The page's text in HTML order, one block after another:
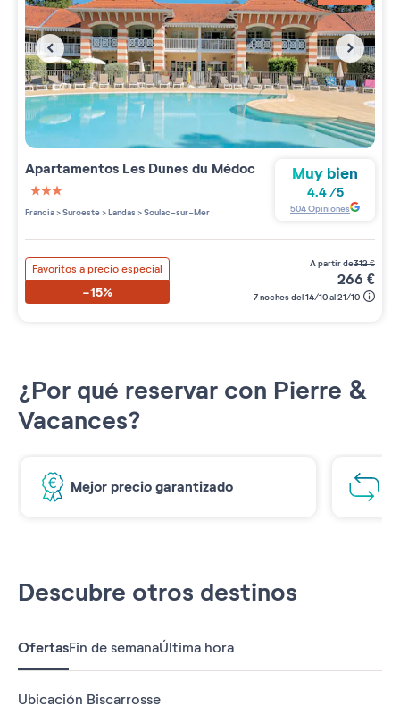
Apartamentos Les Dunes du Médoc
3 étoiles sur 5
Francia>Suroeste>Landas>Soulac-sur-Mer
Muy bien
4.4/5
504Opiniones
Favoritos a precio especial
-15%
a partir de312€
266 €
7 noches del 14/10 al 21/10
¿Por qué reservar con Pierre &
Vacances?
Mejor precio garantizado
Descubre otros destinos
OfertasFin de semanaÚltima hora
Ubicación Biscarrosse